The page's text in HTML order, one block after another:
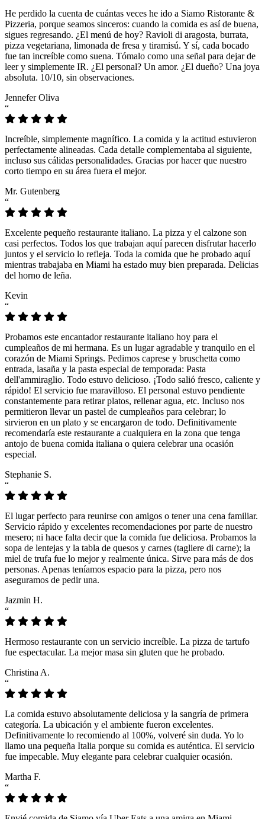
He perdido la cuenta de cuántas veces he ido a Siamo Ristorante &
Pizzeria, porque seamos sinceros: cuando la comida es así de buena,
sigues regresando. ¿El menú de hoy? Ravioli di aragosta, burrata,
pizza vegetariana, limonada de fresa y tiramisú. Y sí, cada bocado
fue tan increíble como suena. Tómalo como una señal para dejar de
leer y simplemente IR. ¿El personal? Un amor. ¿El dueño? Una joya
absoluta. 10/10, sin observaciones.
Jennefer Oliva
“
Increíble, simplemente magnífico. La comida y la actitud estuvieron
perfectamente alineadas. Cada detalle complementaba al siguiente,
incluso sus cálidas personalidades. Gracias por hacer que nuestro
corto tiempo en su área fuera el mejor.
Mr. Gutenberg
“
Excelente pequeño restaurante italiano. La pizza y el calzone son
casi perfectos. Todos los que trabajan aquí parecen disfrutar hacerlo
juntos y el servicio lo refleja. Toda la comida que he probado aquí
mientras trabajaba en Miami ha estado muy bien preparada. Delicias
del horno de leña.
Kevin
“
Probamos este encantador restaurante italiano hoy para el
cumpleaños de mi hermana. Es un lugar agradable y tranquilo en el
corazón de Miami Springs. Pedimos caprese y bruschetta como
entrada, lasaña y la pasta especial de temporada: Pasta
dell'ammiraglio. Todo estuvo delicioso. ¡Todo salió fresco, caliente y
rápido! El servicio fue maravilloso. El personal estuvo pendiente
constantemente para retirar platos, rellenar agua, etc. Incluso nos
permitieron llevar un pastel de cumpleaños para celebrar; lo
sirvieron en un plato y se encargaron de todo. Definitivamente
recomendaría este restaurante a cualquiera en la zona que tenga
antojo de buena comida italiana o quiera celebrar una ocasión
especial.
Stephanie S.
“
El lugar perfecto para reunirse con amigos o tener una cena familiar.
Servicio rápido y excelentes recomendaciones por parte de nuestro
mesero; ni hace falta decir que la comida fue deliciosa. Probamos la
sopa de lentejas y la tabla de quesos y carnes (tagliere di carne); la
miel de trufa fue lo mejor y realmente única. Sirve para más de dos
personas. Apenas teníamos espacio para la pizza, pero nos
aseguramos de pedir una.
Jazmin H.
“
Hermoso restaurante con un servicio increíble. La pizza de tartufo
fue espectacular. La mejor masa sin gluten que he probado.
Christina A.
“
La comida estuvo absolutamente deliciosa y la sangría de primera
categoría. La ubicación y el ambiente fueron excelentes.
Definitivamente lo recomiendo al 100%, volveré sin duda. Yo lo
llamo una pequeña Italia porque su comida es auténtica. El servicio
fue impecable. Muy elegante para celebrar cualquier ocasión.
Martha F.
“